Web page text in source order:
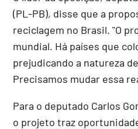
(PL-PB), disse que a
reciclagem no Brasil. "O
mundial. Há países que
prejudicando a natureza
Precisamos mudar essa
Para o deputado Carlos
o projeto traz